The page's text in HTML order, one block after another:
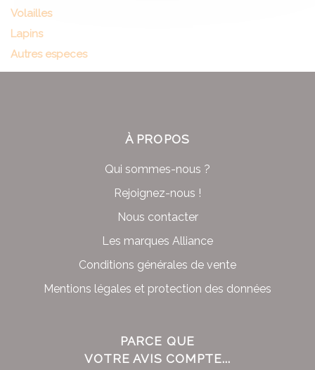
Volailles
Lapins
Autres especes
À PROPOS
Qui sommes-nous ?
Rejoignez-nous !
Nous contacter
Les marques Alliance
Conditions générales de vente
Mentions légales et protection des données
PARCE QUE
VOTRE AVIS COMPTE...